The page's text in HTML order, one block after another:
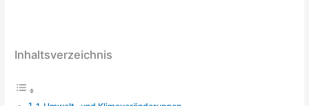
Inhaltsverzeichnis